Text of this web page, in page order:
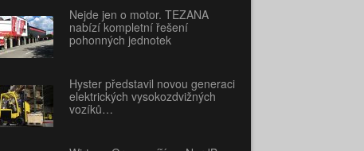
Nejde jen o motor. TEZANA
nabízí kompletní řešení
pohonných jednotek
Hyster představil novou generaci
elektrických vysokozdvižných
vozíků…